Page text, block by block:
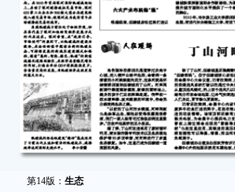
第14版： 生态